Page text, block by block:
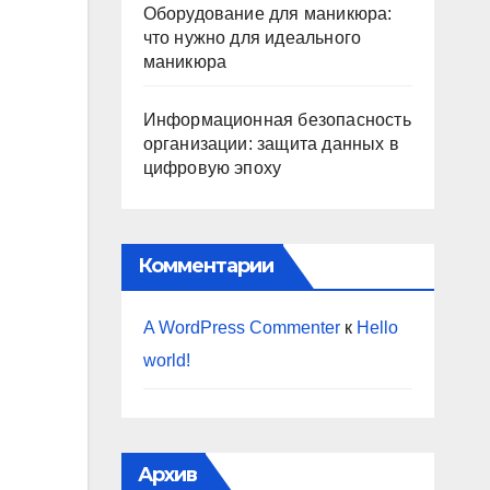
Оборудование для маникюра:
что нужно для идеального
маникюра
Информационная безопасность
организации: защита данных в
цифровую эпоху
Комментарии
A WordPress Commenterк Hello
world!
Архив